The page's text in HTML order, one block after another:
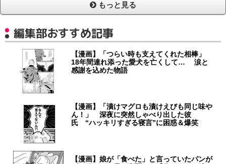
もっと見る
編集部おすすめ記事
【漫画】「つらい時も支えてくれた相棒」
18年間連れ添った愛犬を亡くして… 涙と
感謝を込めた物語
【漫画】「漬けマグロも漬けえびも同じ味や
ん！」 深夜に突然しゃべり出した彼
氏 “ハッキリすぎる寝言”に困惑＆爆笑
【漫画】娘が「食べた」と言っていたパンが